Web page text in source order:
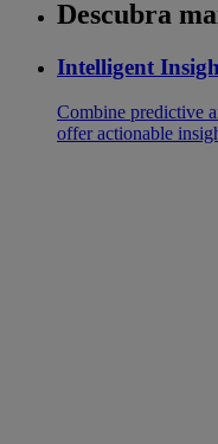
Descubra
Intelligent
Combine predictive
offer actionable